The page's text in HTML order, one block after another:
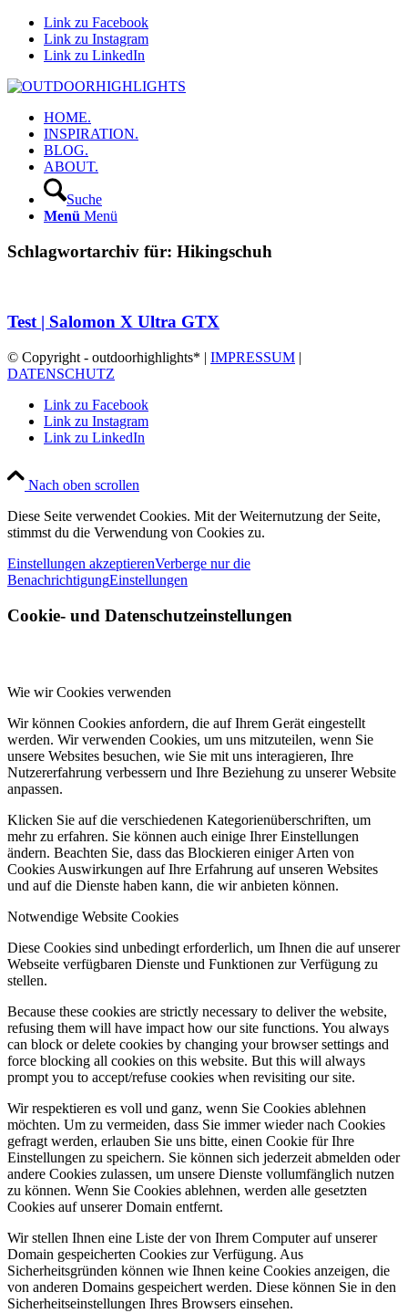
Link zu Facebook
Link zu Instagram
Link zu LinkedIn
HOME.
INSPIRATION.
BLOG.
ABOUT.
Suche
Menü Menü
Schlagwortarchiv für: Hikingschuh
Test | Salomon X Ultra GTX
© Copyright - outdoorhighlights* | IMPRESSUM |
DATENSCHUTZ
Link zu Facebook
Link zu Instagram
Link zu LinkedIn
Nach oben scrollen
Diese Seite verwendet Cookies. Mit der Weiternutzung der Seite,
stimmst du die Verwendung von Cookies zu.
Einstellungen akzeptierenVerberge nur die
BenachrichtigungEinstellungen
Cookie- und Datenschutzeinstellungen
Wie wir Cookies verwenden
Wir können Cookies anfordern, die auf Ihrem Gerät eingestellt
werden. Wir verwenden Cookies, um uns mitzuteilen, wenn Sie
unsere Websites besuchen, wie Sie mit uns interagieren, Ihre
Nutzererfahrung verbessern und Ihre Beziehung zu unserer Website
anpassen.
Klicken Sie auf die verschiedenen Kategorienüberschriften, um
mehr zu erfahren. Sie können auch einige Ihrer Einstellungen
ändern. Beachten Sie, dass das Blockieren einiger Arten von
Cookies Auswirkungen auf Ihre Erfahrung auf unseren Websites
und auf die Dienste haben kann, die wir anbieten können.
Notwendige Website Cookies
Diese Cookies sind unbedingt erforderlich, um Ihnen die auf unserer
Webseite verfügbaren Dienste und Funktionen zur Verfügung zu
stellen.
Because these cookies are strictly necessary to deliver the website,
refusing them will have impact how our site functions. You always
can block or delete cookies by changing your browser settings and
force blocking all cookies on this website. But this will always
prompt you to accept/refuse cookies when revisiting our site.
Wir respektieren es voll und ganz, wenn Sie Cookies ablehnen
möchten. Um zu vermeiden, dass Sie immer wieder nach Cookies
gefragt werden, erlauben Sie uns bitte, einen Cookie für Ihre
Einstellungen zu speichern. Sie können sich jederzeit abmelden oder
andere Cookies zulassen, um unsere Dienste vollumfänglich nutzen
zu können. Wenn Sie Cookies ablehnen, werden alle gesetzten
Cookies auf unserer Domain entfernt.
Wir stellen Ihnen eine Liste der von Ihrem Computer auf unserer
Domain gespeicherten Cookies zur Verfügung. Aus
Sicherheitsgründen können wie Ihnen keine Cookies anzeigen, die
von anderen Domains gespeichert werden. Diese können Sie in den
Sicherheitseinstellungen Ihres Browsers einsehen.